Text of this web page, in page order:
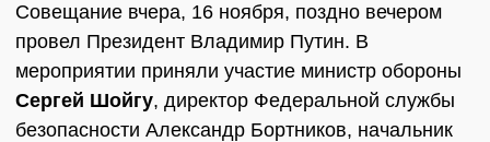
Совещание вчера, 16 ноября, поздно вечером
провел Президент Владимир Путин. В
мероприятии приняли участие министр обороны
Сергей Шойгу, директор Федеральной службы
безопасности Александр Бортников, начальник